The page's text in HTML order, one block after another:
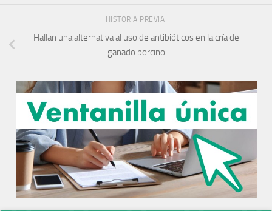
HISTORIA PREVIA
Hallan una alternativa al uso de antibióticos en la cría de
ganado porcino